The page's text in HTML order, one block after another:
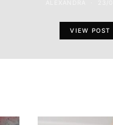
VIEW POST